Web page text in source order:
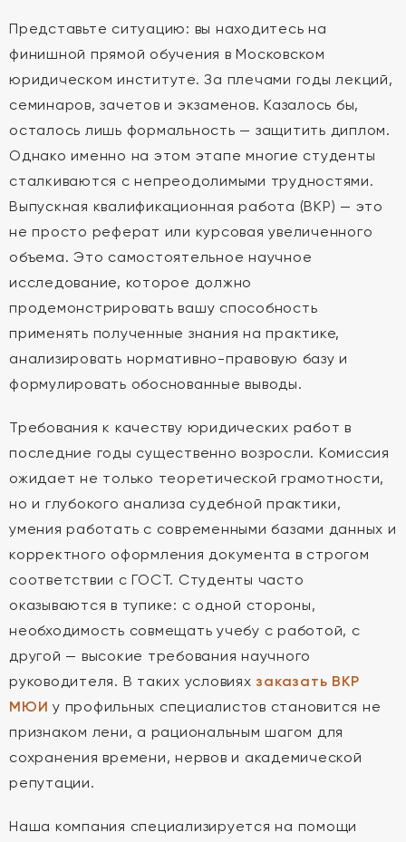
Представьте ситуацию: вы находитесь на
финишной прямой обучения в Московском
юридическом институте. За плечами годы лекций,
семинаров, зачетов и экзаменов. Казалось бы,
осталось лишь формальность — защитить диплом.
Однако именно на этом этапе многие студенты
сталкиваются с непреодолимыми трудностями.
Выпускная квалификационная работа (ВКР) — это
не просто реферат или курсовая увеличенного
объема. Это самостоятельное научное
исследование, которое должно
продемонстрировать вашу способность
применять полученные знания на практике,
анализировать нормативно-правовую базу и
формулировать обоснованные выводы.
Требования к качеству юридических работ в
последние годы существенно возросли. Комиссия
ожидает не только теоретической грамотности,
но и глубокого анализа судебной практики,
умения работать с современными базами данных и
корректного оформления документа в строгом
соответствии с ГОСТ. Студенты часто
оказываются в тупике: с одной стороны,
необходимость совмещать учебу с работой, с
другой — высокие требования научного
руководителя. В таких условияхзаказать ВКР
МЮИ у профильных специалистов становится не
признаком лени, а рациональным шагом для
сохранения времени, нервов и академической
репутации.
Наша компания специализируется на помощи